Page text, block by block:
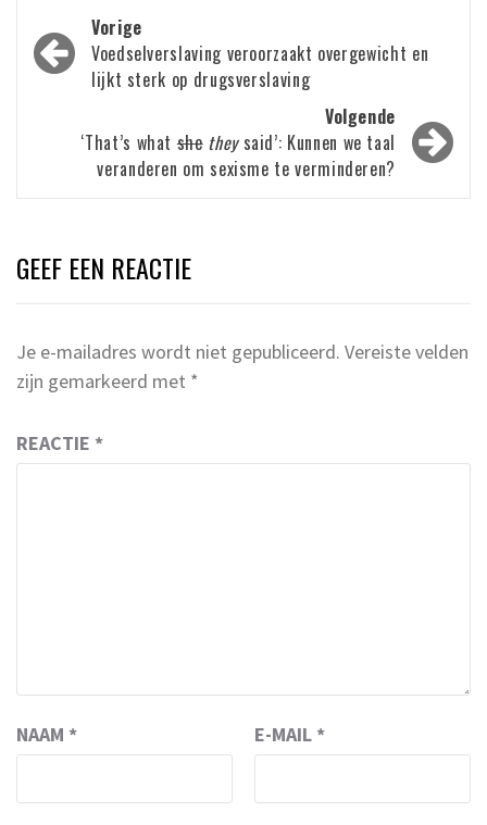
Bericht
navigatie
Vorige
Voedselverslaving veroorzaakt overgewicht en
lijkt sterk op drugsverslaving
Volgende
‘That’s whatshe theysaid’: Kunnen we taal
veranderen om sexisme te verminderen?
GEEF EEN REACTIE
Je e-mailadres wordt niet gepubliceerd. Vereiste velden
zijn gemarkeerd met *
REACTIE *
NAAM * E-MAIL *